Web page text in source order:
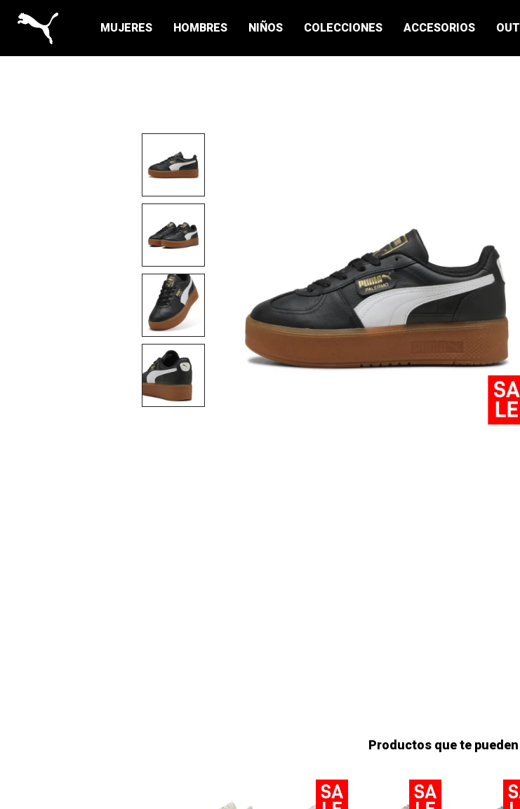
MUJERES HOMBRES NIÑOS COLECCIONES ACCESORIOS
Productos que te